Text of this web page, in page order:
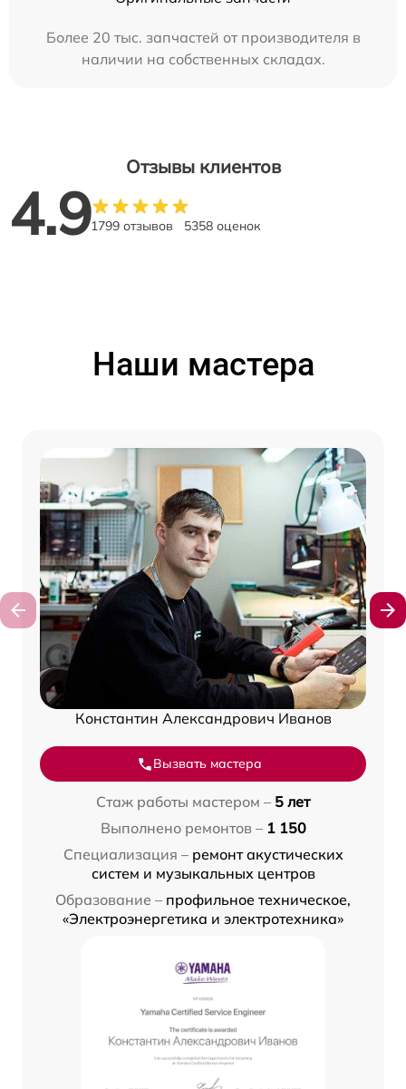
Более 20 тыс. запчастей от производителя в
наличии на собственных складах.
Отзывы клиентов
4.91799 отзывов 5358 оценок
Наши мастера
Константин Александрович Иванов
Вызвать мастера
Стаж работы мастером – 5 лет
Выполнено ремонтов – 1 150
Специализация – ремонт акустических
систем и музыкальных центров
Образование – профильное техническое,
«Электроэнергетика и электротехника»